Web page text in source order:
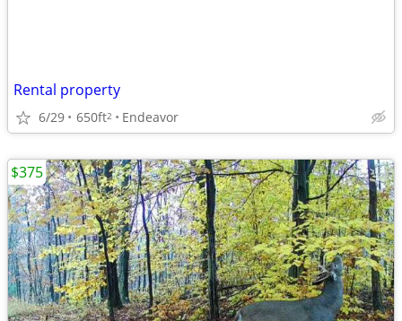
Rental property
6/29 650ft2 Endeavor
$375